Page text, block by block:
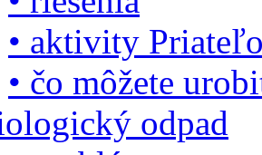
• aktivity
• čo môžete
odpad